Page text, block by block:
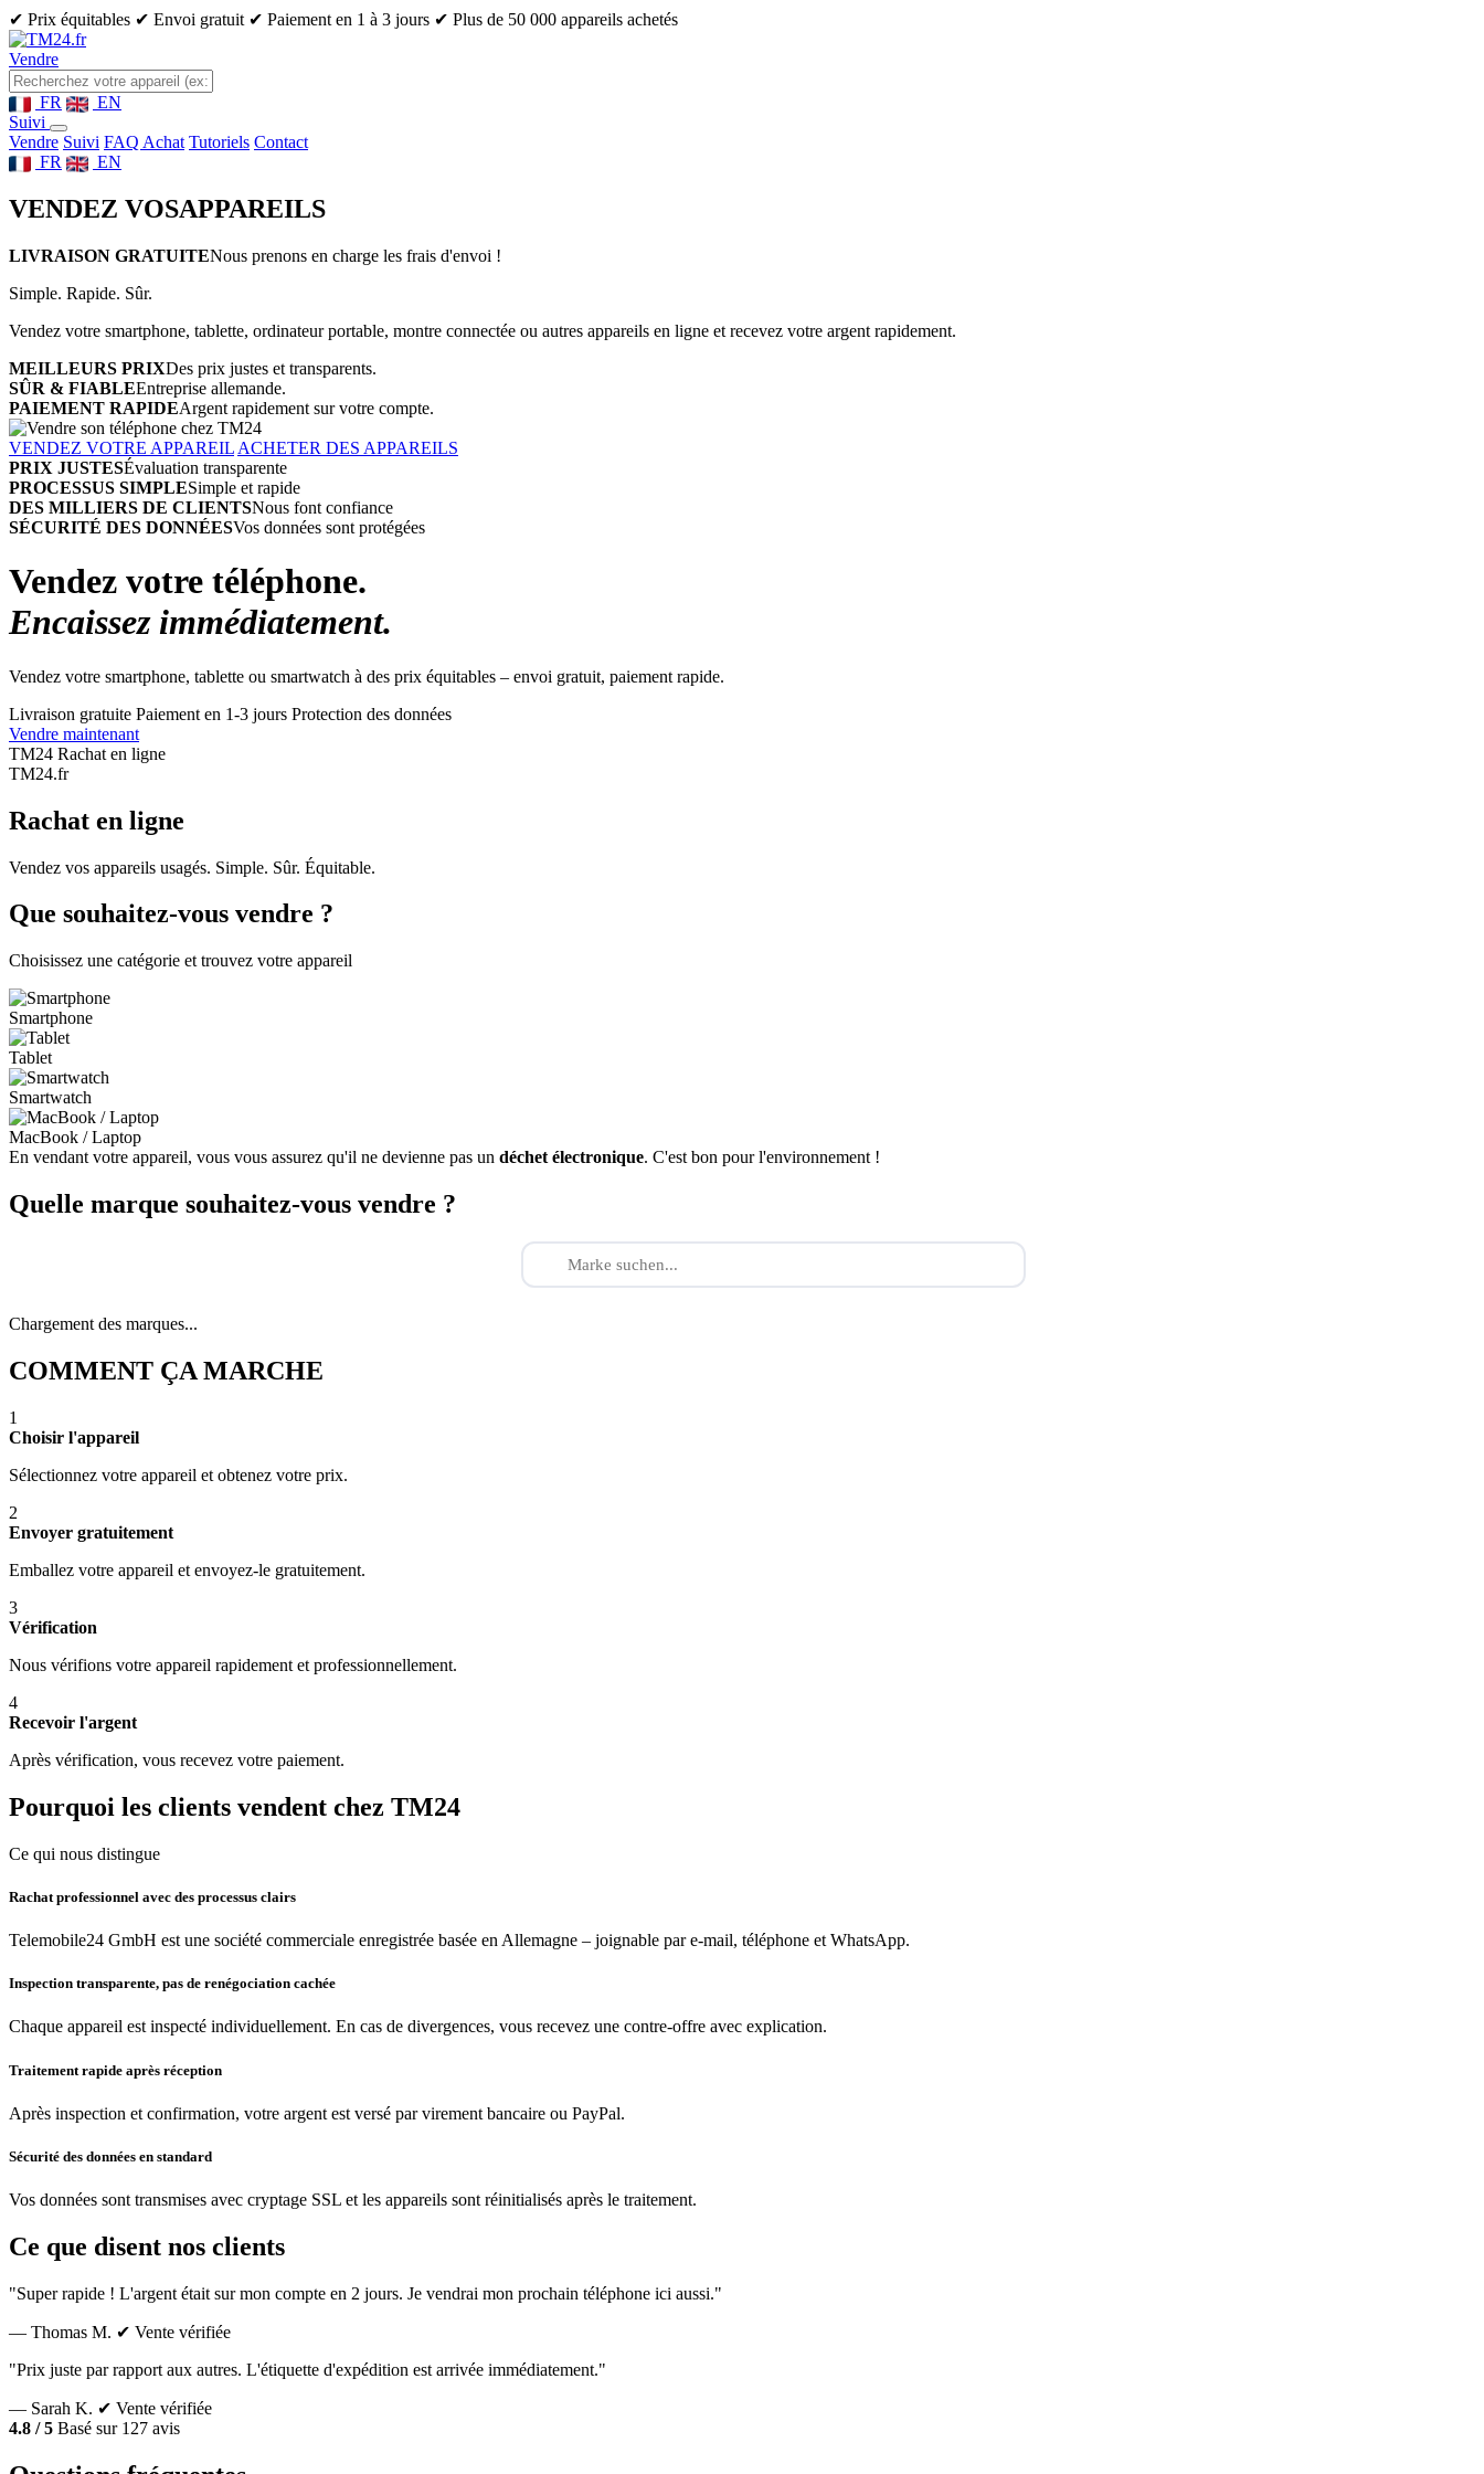
✔ Prix équitables ✔ Envoi gratuit ✔ Paiement en 1 à 3 jours ✔ Plus de 50 000 appareils achetés
Vendre
FR
EN
Suivi
Vendre Suivi FAQ Achat Tutoriels Contact
FR
EN
VENDEZ VOSAPPAREILS
LIVRAISON GRATUITENous prenons en charge les frais d'envoi !
Simple. Rapide. Sûr.
Vendez votre smartphone, tablette, ordinateur portable, montre connectée ou autres appareils en ligne et recevez votre argent rapidement.
MEILLEURS PRIXDes prix justes et transparents.
SÛR & FIABLEEntreprise allemande.
PAIEMENT RAPIDEArgent rapidement sur votre compte.
VENDEZ VOTRE APPAREIL ACHETER DES APPAREILS
PRIX JUSTESÉvaluation transparente
PROCESSUS SIMPLESimple et rapide
DES MILLIERS DE CLIENTSNous font confiance
SÉCURITÉ DES DONNÉESVos données sont protégées
Vendez votre téléphone.
Encaissez immédiatement.
Vendez votre smartphone, tablette ou smartwatch à des prix équitables – envoi gratuit, paiement rapide.
Livraison gratuite Paiement en 1-3 jours Protection des données
Vendre maintenant
TM24 Rachat en ligne
TM24.fr
Rachat en ligne
Vendez vos appareils usagés. Simple. Sûr. Équitable.
Que souhaitez-vous vendre ?
Choisissez une catégorie et trouvez votre appareil
Smartphone
Tablet
Smartwatch
MacBook / Laptop
En vendant votre appareil, vous vous assurez qu'il ne devienne pas un déchet électronique. C'est bon pour l'environnement !
Quelle marque souhaitez-vous vendre ?
Chargement des marques...
COMMENT ÇA MARCHE
1
Choisir l'appareil
Sélectionnez votre appareil et obtenez votre prix.
2
Envoyer gratuitement
Emballez votre appareil et envoyez-le gratuitement.
3
Vérification
Nous vérifions votre appareil rapidement et professionnellement.
4
Recevoir l'argent
Après vérification, vous recevez votre paiement.
Pourquoi les clients vendent chez TM24
Ce qui nous distingue
Rachat professionnel avec des processus clairs
Telemobile24 GmbH est une société commerciale enregistrée basée en Allemagne – joignable par e-mail, téléphone et WhatsApp.
Inspection transparente, pas de renégociation cachée
Chaque appareil est inspecté individuellement. En cas de divergences, vous recevez une contre-offre avec explication.
Traitement rapide après réception
Après inspection et confirmation, votre argent est versé par virement bancaire ou PayPal.
Sécurité des données en standard
Vos données sont transmises avec cryptage SSL et les appareils sont réinitialisés après le traitement.
Ce que disent nos clients
"Super rapide ! L'argent était sur mon compte en 2 jours. Je vendrai mon prochain téléphone ici aussi."
— Thomas M. ✔ Vente vérifiée
"Prix juste par rapport aux autres. L'étiquette d'expédition est arrivée immédiatement."
— Sarah K. ✔ Vente vérifiée
4.8 / 5 Basé sur 127 avis